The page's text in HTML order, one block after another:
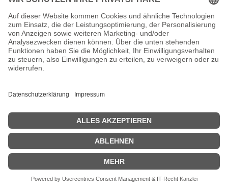
HONEYWELL USB-Kabel - 3 m -
Schwarz - für Granit
Honeywell - USB-Kabel - 3 m - Schwarz - für Granit 1910i, 1911i;
Voyager 1202g, 1250g; Xenon 1900; Honeywell Genesis 7580g
Zeige Preise inklusiv MwSt. (Brutto)
35,41€ inkl. MwSt.